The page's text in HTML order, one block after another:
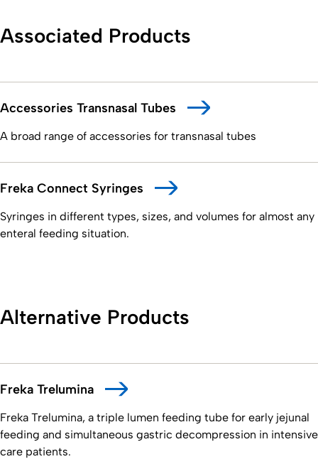
Associated Products
A broad range of accessories for transnasal tubes
Accessories Transnasal Tubes
Syringes in different types, sizes, and volumes for almost any
enteral feeding situation.
Freka Connect Syringes
Alternative Products
Freka Trelumina, a triple lumen feeding tube for early jejunal
feeding and simultaneous gastric decompression in intensive
care patients.
Freka Trelumina